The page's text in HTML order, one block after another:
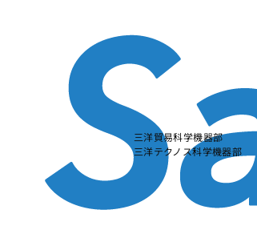
三洋貿易科学機器部
三洋テクノス科学機器部